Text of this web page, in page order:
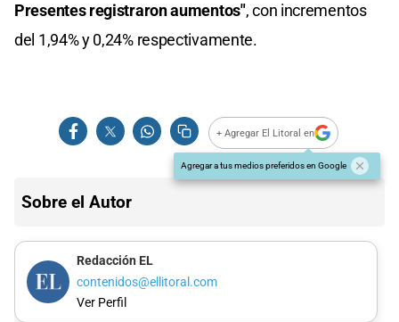
Presentes registraron aumentos", con incrementos
del 1,94% y 0,24% respectivamente.
+ Agregar El Litoral en
Agregar a tus medios preferidos en Google
Sobre el Autor
Redacción EL
contenidos@ellitoral.com
Ver Perfil